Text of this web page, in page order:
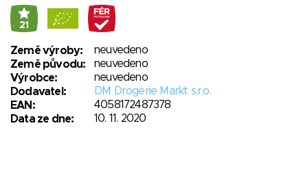
21
Země výroby:
neuvedeno
Země původu:
neuvedeno
Výrobce:
neuvedeno
Dodavatel:
DM Drogerie Markt s.r.o.
EAN:
4058172487378
Data ze dne:
10. 11. 2020